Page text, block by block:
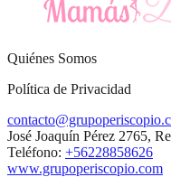
Quiénes Somos
Política de Privacidad
José Joaquín Pérez 2765,
Teléfono: +56228858626
www.grupoperiscopio.com